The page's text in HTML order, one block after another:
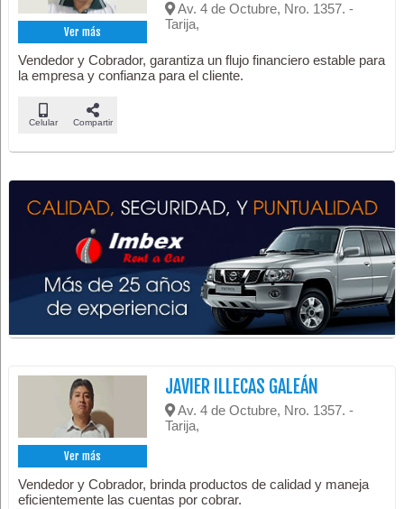
Ver más
Av. 4 de Octubre, Nro. 1357. -
Tarija,
Vendedor y Cobrador, garantiza un flujo financiero estable para
la empresa y confianza para el cliente.
Celular Compartir
Ver más
JAVIER ILLECAS GALEÁN
Av. 4 de Octubre, Nro. 1357. -
Tarija,
Vendedor y Cobrador, brinda productos de calidad y maneja
eficientemente las cuentas por cobrar.